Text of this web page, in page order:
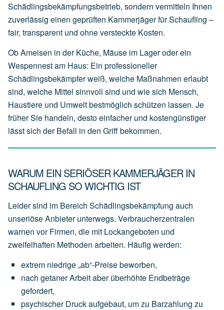
Schädlingsbekämpfungsbetrieb, sondern vermitteln Ihnen
zuverlässig einen geprüften Kammerjäger für Schaufling –
fair, transparent und ohne versteckte Kosten.
Ob Ameisen in der Küche, Mäuse im Lager oder ein
Wespennest am Haus: Ein professioneller
Schädlingsbekämpfer weiß, welche Maßnahmen erlaubt
sind, welche Mittel sinnvoll sind und wie sich Mensch,
Haustiere und Umwelt bestmöglich schützen lassen. Je
früher Sie handeln, desto einfacher und kostengünstiger
lässt sich der Befall in den Griff bekommen.
WARUM EIN SERIÖSER KAMMERJÄGER IN
SCHAUFLING SO WICHTIG IST
Leider sind im Bereich Schädlingsbekämpfung auch
unseriöse Anbieter unterwegs. Verbraucherzentralen
warnen vor Firmen, die mit Lockangeboten und
zweifelhaften Methoden arbeiten. Häufig werden:
extrem niedrige„ab“-Preisebeworben,
nach getanerArbeitaber überhöhte Endbeträge
gefordert,
psychischer Druckaufgebaut, umzu Barzahlung zu